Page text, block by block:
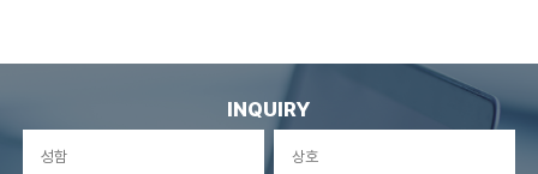
INQUIRY